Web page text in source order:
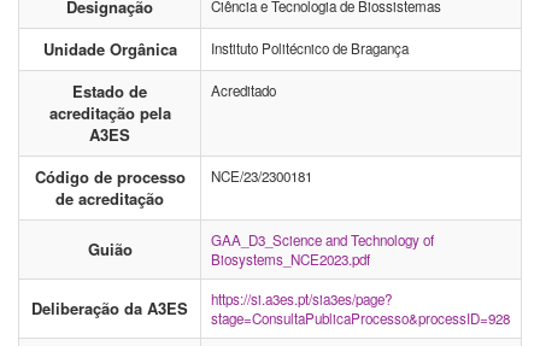
Designação Ciência e Tecnologia de Biossistemas
Unidade Orgânica Instituto Politécnico de Bragança
Estado de
acreditação pela
A3ES
Acreditado
Código de processo
de acreditação
NCE/23/2300181
Guião
GAA_D3_Science and Technology of
Biosystems_NCE2023.pdf
Deliberação da A3ES
https://si.a3es.pt/sia3es/page?
stage=ConsultaPublicaProcesso&processID=928